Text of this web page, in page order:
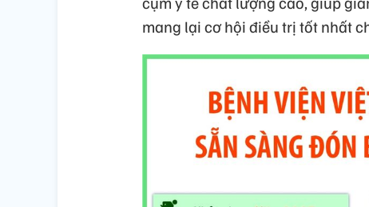
mang lại cơ hội điều trị tốt nhất